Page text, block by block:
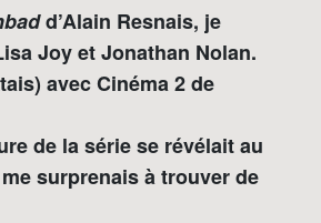
d’Alain Resnais, je
Joy et Jonathan Nolan.
avec Cinéma 2 de
de la série se révélait au
surprenais à trouver de